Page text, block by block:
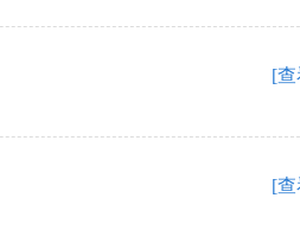
[
[